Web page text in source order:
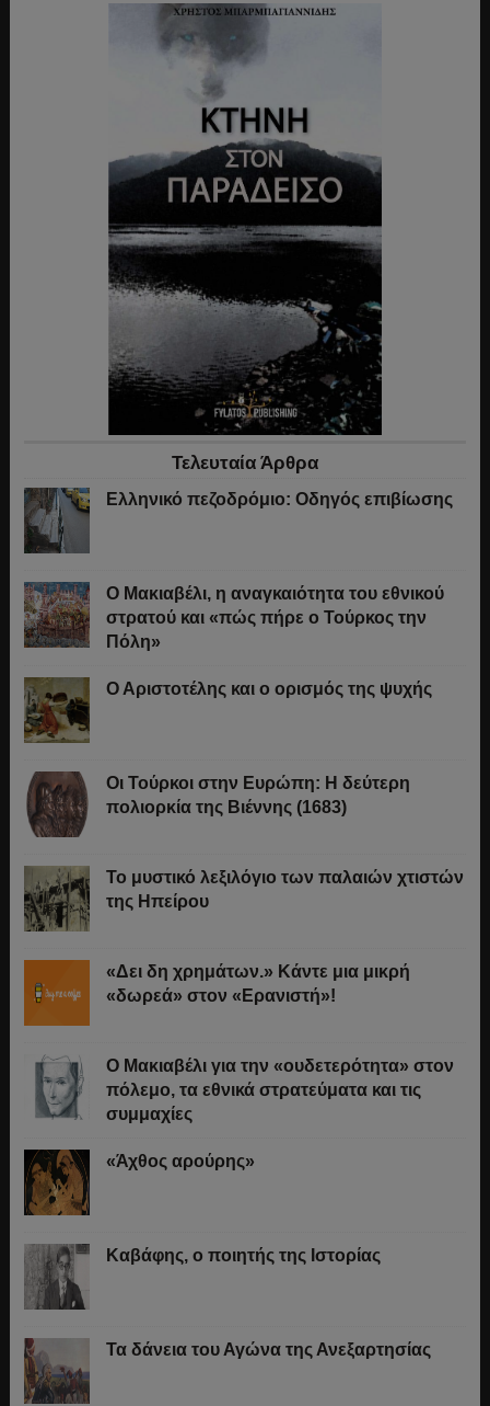
Τελευταία Άρθρα
Ελληνικό πεζοδρόμιο: Οδηγός επιβίωσης
Ο Μακιαβέλι, η αναγκαιότητα του εθνικού
στρατού και «πώς πήρε ο Τούρκος την
Πόλη»
Ο Αριστοτέλης και ο ορισμός της ψυχής
Οι Τούρκοι στην Ευρώπη: Η δεύτερη
πολιορκία της Βιέννης (1683)
Το μυστικό λεξιλόγιο των παλαιών χτιστών
της Ηπείρου
«Δει δη χρημάτων.» Κάντε μια μικρή
«δωρεά» στον «Ερανιστή»!
O Μακιαβέλι για την «ουδετερότητα» στον
πόλεμο, τα εθνικά στρατεύματα και τις
συμμαχίες
«Άχθος αρούρης»
Καβάφης, ο ποιητής της Ιστορίας
Τα δάνεια του Αγώνα της Ανεξαρτησίας